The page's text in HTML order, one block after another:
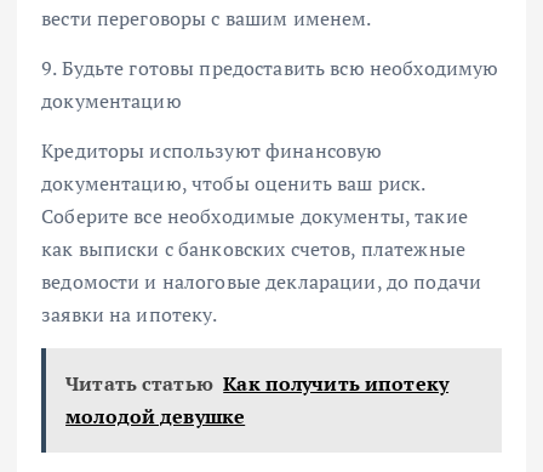
вести переговоры с вашим именем.
9. Будьте готовы предоставить всю необходимую
документацию
Кредиторы используют финансовую
документацию, чтобы оценить ваш риск.
Соберите все необходимые документы, такие
как выписки с банковских счетов, платежные
ведомости и налоговые декларации, до подачи
заявки на ипотеку.
Читать статью Как получить ипотеку
молодой девушке